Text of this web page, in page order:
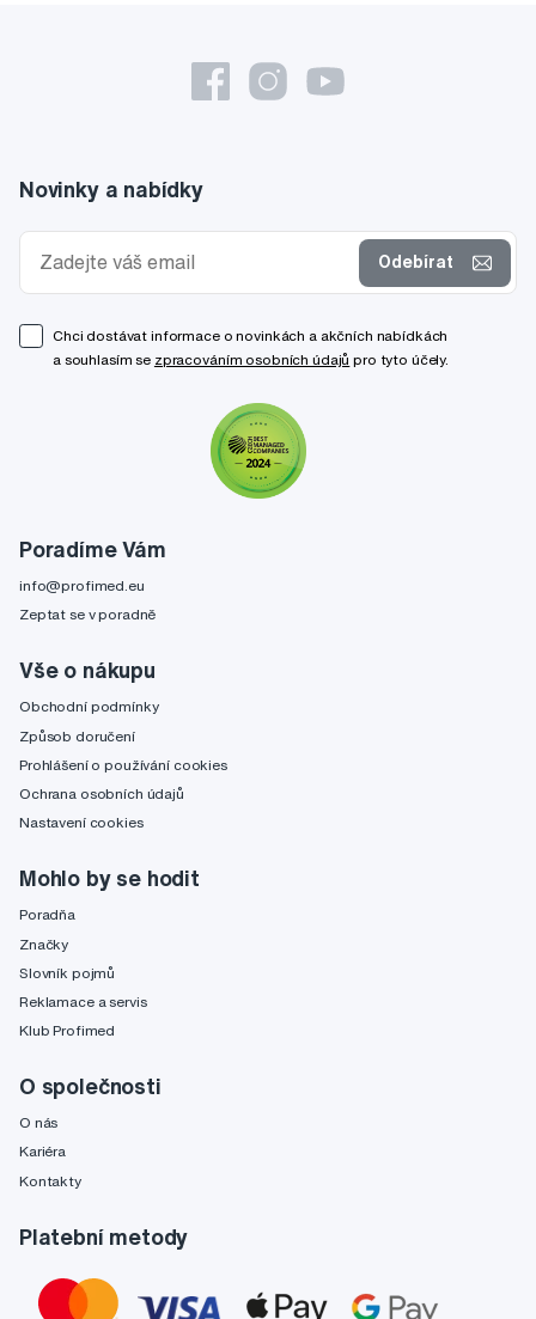
Poradíme Vám
info@profimed.eu
Zeptat se v poradně
Vše o nákupu
Obchodní podmínky
Způsob doručení
Prohlášení o používání cookies
Ochrana osobních údajů
Nastavení cookies
Mohlo by se hodit
Poradňa
Značky
Slovník pojmů
Reklamace a servis
Klub Profimed
O společnosti
O nás
Kariéra
Kontakty
Platební metody
Novinky a nabídky
Odebírat
Chci dostávat informace o novinkách a akčních nabídkách
a souhlasím se zpracováním osobních údajů pro tyto účely.